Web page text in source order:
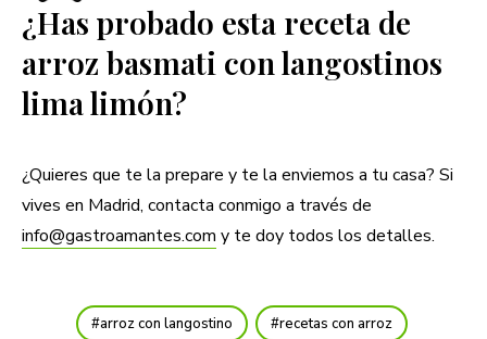
¿Has probado esta receta de
arroz basmati con langostinos
lima limón?
¿Quieres que te la prepare y te la enviemos a tu casa? Si
vives en Madrid, contacta conmigo a través de
info@gastroamantes.com y te doy todos los detalles.
arroz con langostino recetas con arroz